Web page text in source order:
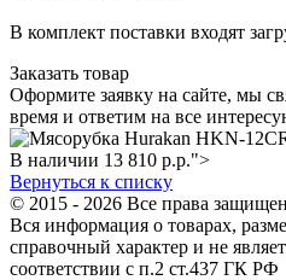
В комплект поставки входят
Заказать товар
Оформите заявку на сайте, мы
время и ответим на все
В наличии 13 810 р.р.">
Вернуться к списку
© 2015 - 2026 Все права
Вся информация о товарах,
справочный характер и не
соответствии с п.2 ст.437 ГК РФ